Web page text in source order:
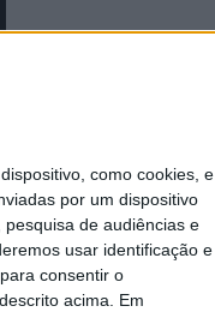
como cookies, e
por um dispositivo
de audiências e
usar identificação e
consentir o
acima. Em